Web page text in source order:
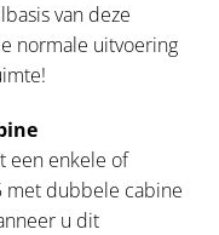
van deze
normale uitvoering
een enkele of
met dubbele cabine
u dit